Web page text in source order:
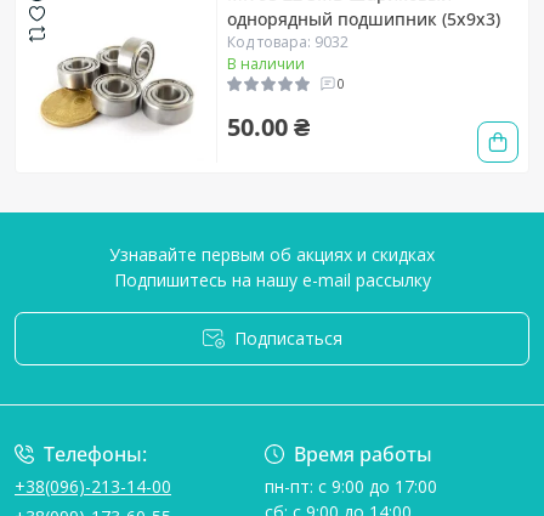
однорядный подшипник (5х9х3)
Код товара: 9032
В наличии
0
50.00 ₴
Узнавайте первым об акциях и скидках
Подпишитесь на нашу e-mail рассылку
Подписаться
Телефоны:
+38(096)-213-14-00
Время работы
пн-пт: с 9:00 до 17:00